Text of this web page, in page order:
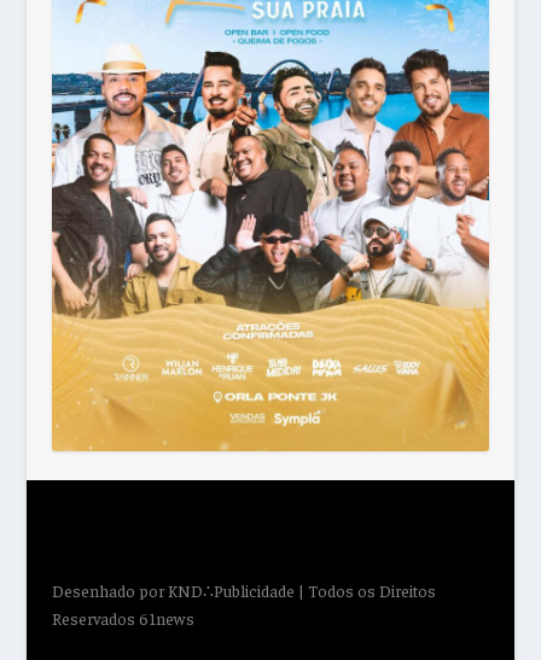
Desenhado porKND∴Publicidade | Todos os Direitos
Reservados 61news